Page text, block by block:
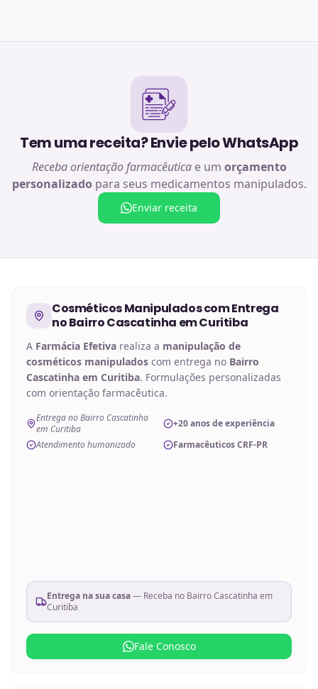
Tem uma receita? Envie pelo WhatsApp
Receba orientação farmacêuticae um orçamento
personalizado para seus medicamentos manipulados.
Enviar receita
Cosméticos Manipuladoscom Entrega
noBairro Cascatinha em Curitiba
A Farmácia Efetiva realiza a manipulação de
cosméticos manipulados com entrega no Bairro
Cascatinha em Curitiba. Formulações personalizadas
com orientação farmacêutica.
Entrega no Bairro Cascatinha
em Curitiba
+20 anos de experiência
Atendimento humanizado
Farmacêuticos CRF-PR
Entrega na sua casa— Receba no Bairro Cascatinha em
Curitiba
Fale Conosco